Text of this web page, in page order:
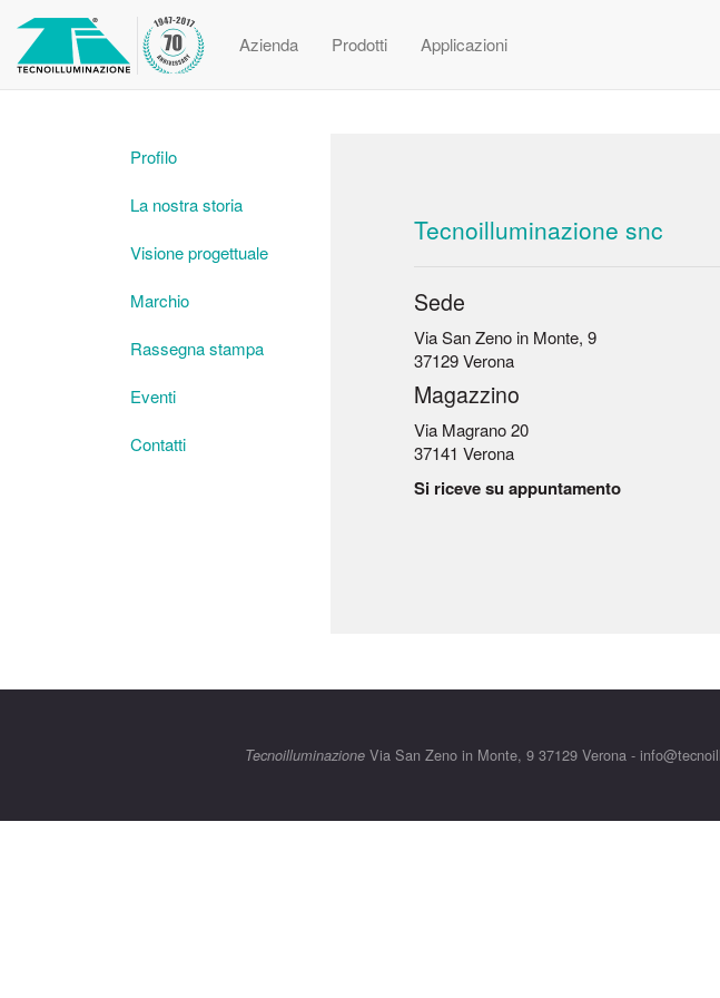
Azienda Prodotti Applicazioni
Profilo
La nostra storia
Visione progettuale
Marchio
Rassegna stampa
Eventi
Contatti
Tecnoilluminazione snc
Sede
Via San Zeno in Monte, 9
37129 Verona
Magazzino
Via Magrano 20
37141 Verona
Si riceve su appuntamento
TecnoilluminazioneVia San Zeno in Monte, 9 37129 Verona -